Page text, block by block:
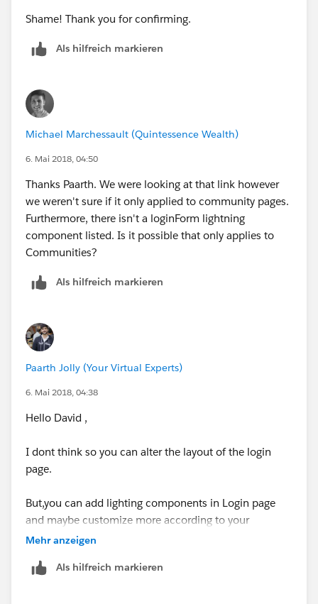
Shame! Thank you for confirming.
Als hilfreich markieren
Michael Marchessault (Quintessence Wealth)
6. Mai 2018, 04:50
Thanks Paarth. We were looking at that link however
we weren't sure if it only applied to community pages.
Furthermore, there isn't a loginForm lightning
component listed. Is it possible that only applies to
Communities?
Als hilfreich markieren
Paarth Jolly (Your Virtual Experts)
6. Mai 2018, 04:38
Hello David ,
I dont think so you can alter the layout of the login
page.
But,you can add lighting components in Login page
and maybe customize more according to your
brnad/Organization.
https://help.salesforce.com/articleView?
Mehr anzeigen
Als hilfreich markieren